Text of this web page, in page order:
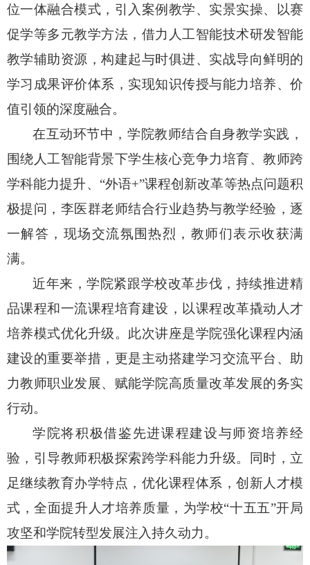
位一体融合模式，引入案例教学、实景实操、以赛
促学等多元教学方法，借力人工智能技术研发智能
教学辅助资源，构建起与时俱进、实战导向鲜明的
学习成果评价体系，实现知识传授与能力培养、价
值引领的深度融合。
在互动环节中，学院教师结合自身教学实践，
围绕人工智能背景下学生核心竞争力培育、教师跨
学科能力提升、“外语+”课程创新改革等热点问题积
极提问，李医群老师结合行业趋势与教学经验，逐
一解答，现场交流氛围热烈，教师们表示收获满
满。
近年来，学院紧跟学校改革步伐，持续推进精
品课程和一流课程培育建设，以课程改革撬动人才
培养模式优化升级。此次讲座是学院强化课程内涵
建设的重要举措，更是主动搭建学习交流平台、助
力教师职业发展、赋能学院高质量改革发展的务实
行动。
学院将积极借鉴先进课程建设与师资培养经
验，引导教师积极探索跨学科能力升级。同时，立
足继续教育办学特点，优化课程体系，创新人才模
式，全面提升人才培养质量，为学校“十五五”开局
攻坚和学院转型发展注入持久动力。